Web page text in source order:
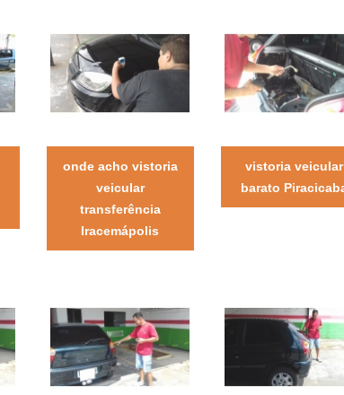
onde acho vistoria
veicular
transferência
Iracemápolis
vistoria veicular
barato